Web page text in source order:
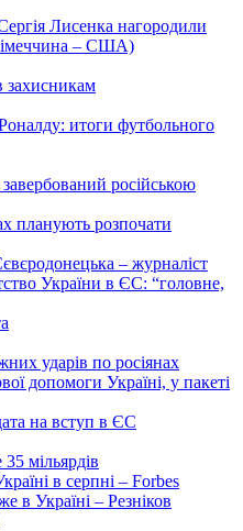
Лисенка нагородили
– США)
захисникам
итоги футбольного
російською
планують розпочати
– журналіст
України в ЄС: “головне,
ударів по росіянах
допомоги Україні, у пакеті
на вступ в ЄС
мільярдів
в серпні – Forbes
в Україні – Резніков